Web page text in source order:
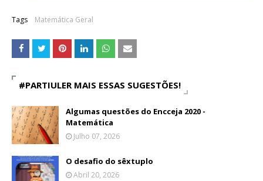
Tags Matemática Geral
#PARTIULER MAIS ESSAS SUGESTÕES!
Algumas questões do Encceja 2020 -
Matemática
Julho 07, 2026
O desafio do sêxtuplo
Abril 20, 2026